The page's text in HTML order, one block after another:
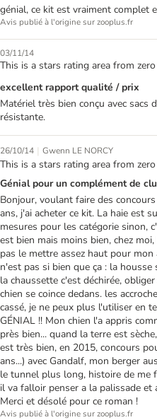
génial, ce kit est vraiment complet
Avis publié à l'origine sur zooplus.fr
03/11/14
This is a stars rating area from
excellent rapport qualité / prix
Matériel très bien conçu avec sacs
résistante.
26/10/14 | Gwenn LE NORCY
This is a stars rating area from
Génial pour un complément de
Bonjour, voulant faire des
ans, j'ai acheter ce kit. La haie est
mesures pour les catégorie sinon,
est bien mais moins bien, chez
pas le mettre assez haut pour
n'est pas si bien que ça : la
la chaussette c'est déchirée,
chien se coince dedans. les
cassé, je ne peux plus l'utiliser en
GÉNIAL !! Mon chien l'a appris
près bien... quand la terre est
est très bien, en 2015, concours
ans...) avec Gandalf, mon berger
le tunnel plus long, histoire de me
il va falloir penser a la palissade
Merci et désolé pour ce roman !
Avis publié à l'origine sur zooplus.fr